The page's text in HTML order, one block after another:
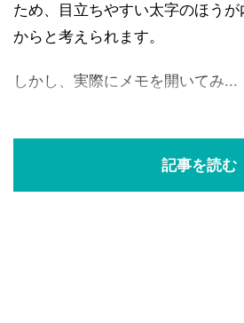
ため、目立ちやすい太字のほう
からと考えられます。
しかし、実際にメモを開いてみ...
記事を読む